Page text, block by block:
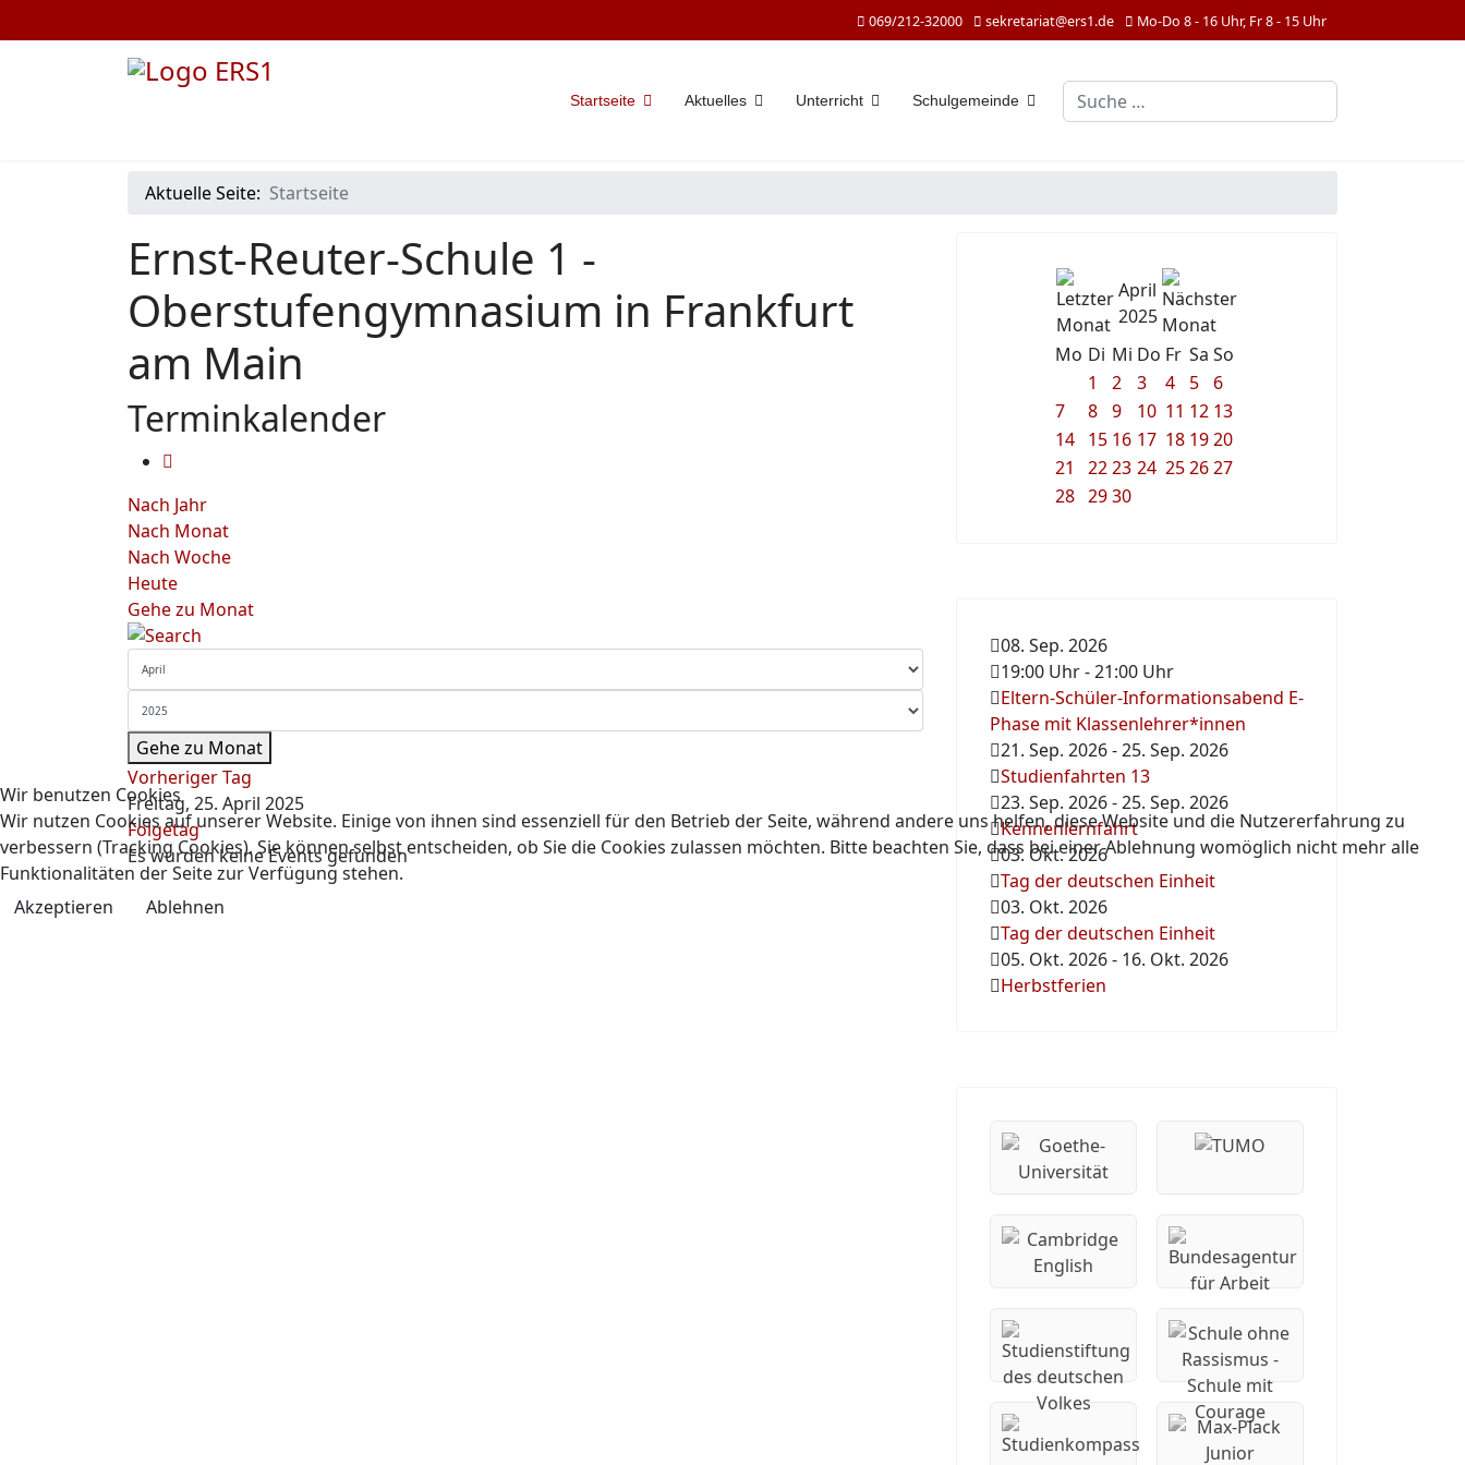
069/212-32000 sekretariat@ers1.de Mo-Do 8 - 16 Uhr, Fr 8 - 15 Uhr
Startseite Aktuelles Unterricht Schulgemeinde Suchen
Aktuelle Seite: Startseite
Ernst-Reuter-Schule 1 -
Oberstufengymnasium in Frankfurt
am Main
Terminkalender
Nach Jahr
Nach Monat
Nach Woche
Heute
Gehe zu Monat
Gehe zu Monat
Vorheriger Tag
Freitag, 25. April 2025
Folgetag
Es wurden keine Events gefunden
April
2025
Mo Di Mi Do Fr Sa So
1
2 3 4 5
6
7
8 9 10 11 12 13
14 15 16 17 18 1920
21
2223 24 252627
28 2930
08. Sep. 2026
19:00 Uhr-21:00 Uhr
Eltern-Schüler-Informationsabend E-
Phase mit Klassenlehrer*innen
21. Sep. 2026-25. Sep. 2026
Studienfahrten 13
23. Sep. 2026-25. Sep. 2026
Kennenlernfahrt
03. Okt. 2026
Tag der deutschen Einheit
03. Okt. 2026
Tag der deutschen Einheit
05. Okt. 2026- 16. Okt. 2026
Herbstferien
Wir benutzen Cookies
Wir nutzen Cookies auf unserer Website. Einige von ihnen sind essenziell für den Betrieb der Seite, während andere uns helfen, diese Website und die Nutzererfahrung zu
verbessern (Tracking Cookies). Sie können selbst entscheiden, ob Sie die Cookies zulassen möchten. Bitte beachten Sie, dass bei einer Ablehnung womöglich nicht mehr alle
Funktionalitäten der Seite zur Verfügung stehen.
Akzeptieren
Ablehnen